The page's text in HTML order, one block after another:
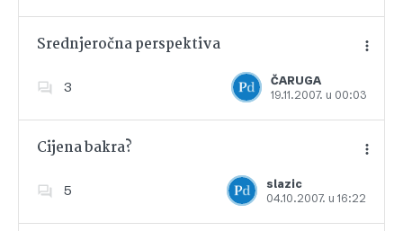
Srednjeročna perspektiva
3
ČARUGA
19.11.2007. u 00:03
Dodajte u favorite
Cijena bakra?
5
slazic
04.10.2007. u 16:22
Dodajte u favorite